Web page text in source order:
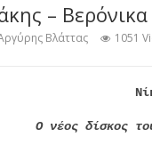
–
Βλάττας 1051
Ο νέος δίσκος